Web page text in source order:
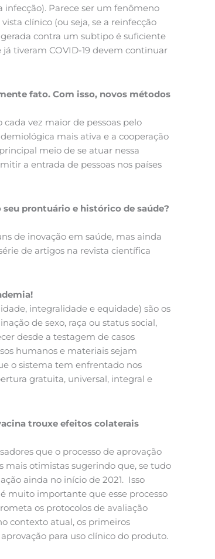
Parece ser um fenômeno
clínico (ou seja, se a reinfecção
contra um subtipo é suficiente
tiveram COVID-19 devem continuar
fato. Com isso, novos métodos
vez maior de pessoas pelo
mais ativa e a cooperação
meio de se atuar nessa
a entrada de pessoas nos países
prontuário e histórico de saúde?
de inovação em saúde, mas ainda
de artigos na revista científica
integralidade e equidade) são os
de sexo, raça ou status social,
desde a testagem de casos
humanos e materiais sejam
o sistema tem enfrentado nos
gratuita, universal, integral e
trouxe efeitos colaterais
que o processo de aprovação
mais otimistas sugerindo que, se tudo
ainda no início de 2021. Isso
muito importante que esse processo
os protocolos de avaliação
contexto atual, os primeiros
para uso clínico do produto.